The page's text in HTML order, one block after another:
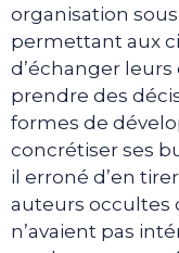
organisation
permettant aux
d’échanger
prendre des
formes de
concrétiser ses
il erroné d’en
auteurs occultes
n’avaient pas